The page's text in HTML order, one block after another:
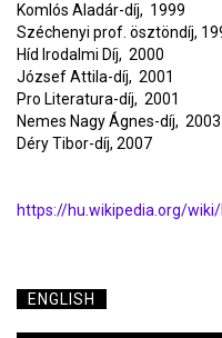
Komlós Aladár-díj, 1999
Széchenyi prof. ösztöndíj,
Híd Irodalmi Díj, 2000
József Attila-díj, 2001
Pro Literatura-díj, 2001
Nemes Nagy Ágnes-díj, 2003
Déry Tibor-díj, 2007
https://hu.wikipedia.org/wiki/
ENGLISH